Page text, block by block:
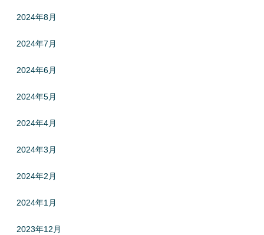
2024年8月
2024年7月
2024年6月
2024年5月
2024年4月
2024年3月
2024年2月
2024年1月
2023年12月